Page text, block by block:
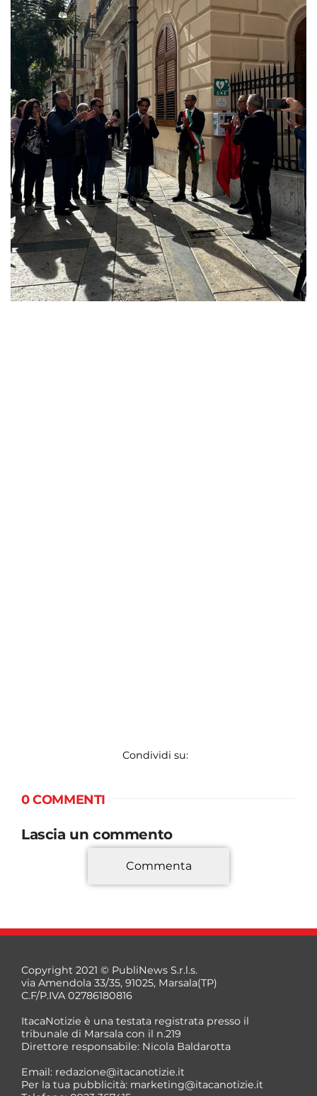
Condividi su:
0 COMMENTI
Lascia un commento
*
*
Commenta
Copyright 2021 © PubliNews S.r.l.s.
via Amendola 33/35, 91025, Marsala(TP)
C.F/P.IVA 02786180816
ItacaNotizie è una testata registrata presso il
tribunale di Marsala con il n.219
Direttore responsabile: Nicola Baldarotta
Email: redazione@itacanotizie.it
Per la tua pubblicità: marketing@itacanotizie.it